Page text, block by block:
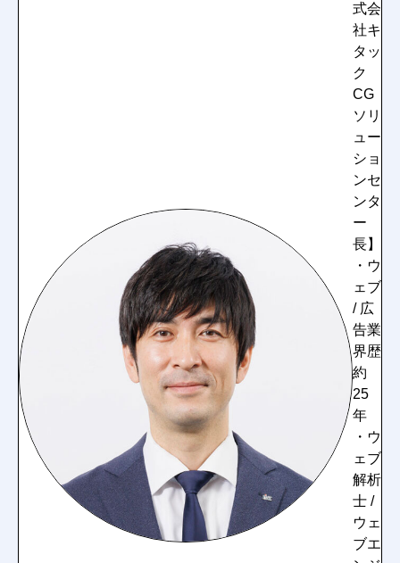
式会
社キ
タッ
ク
CG
ソリ
ュー
ショ
ンセ
ンタ
ー
長】
・ウ
ェブ
/ 広
告業
界歴
約
25
年
・ウ
ェブ
解析
士 /
ウェ
ブエ